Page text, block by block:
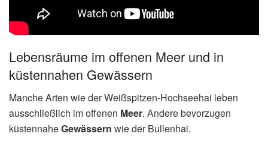
Lebensräume im offenen Meer und in
küstennahen Gewässern
Manche Arten wie der Weißspitzen-Hochseehai leben
ausschließlich im offenen Meer. Andere bevorzugen
küstennaheGewässern wie der Bullenhai.